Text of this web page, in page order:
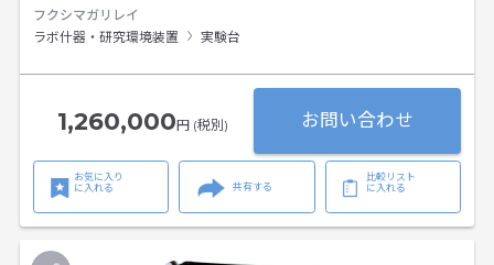
フクシマガリレイ
ラボ什器・研究環境装置
実験台
1,260,000円 (税別) お問い合わせ
お気に入り
に入れる
共有する
比較リスト
に入れる